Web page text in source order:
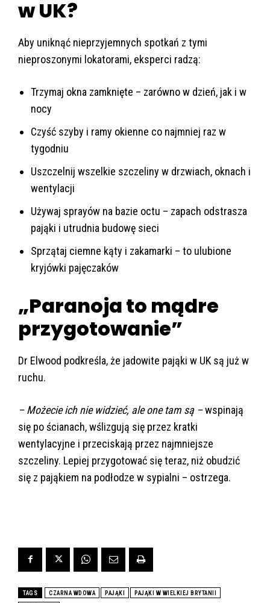
w UK?
Aby uniknąć nieprzyjemnych spotkań z tymi
nieproszonymi lokatorami, eksperci radzą:
Trzymaj okna zamknięte – zarówno w dzień, jak i w
nocy
Czyść szyby i ramy okienne co najmniej raz w
tygodniu
Uszczelnij wszelkie szczeliny w drzwiach, oknach i
wentylacji
Używaj sprayów na bazie octu – zapach odstrasza
pająki i utrudnia budowę sieci
Sprzątaj ciemne kąty i zakamarki – to ulubione
kryjówki pajęczaków
„Paranoja to mądre
przygotowanie”
Dr Elwood podkreśla, że jadowite pająki w UK są już w
ruchu.
– Możecie ich nie widzieć, ale one tam są –wspinają
się po ścianach, wślizgują się przez kratki
wentylacyjne i przeciskają przez najmniejsze
szczeliny. Lepiej przygotować się teraz, niż obudzić
się z pająkiem na podłodze w sypialni – ostrzega.
TAGS CZARNA WDOWA PAJĄKI PAJĄKI W WIELKIEJ BRYTANII